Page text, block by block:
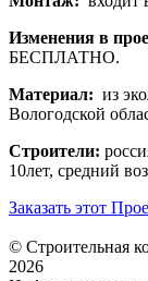
Изменения в
БЕСПЛАТНО.
Материал: из
Вологодской
Строители:
10лет, средний
Заказать этот
© Строительная
2026